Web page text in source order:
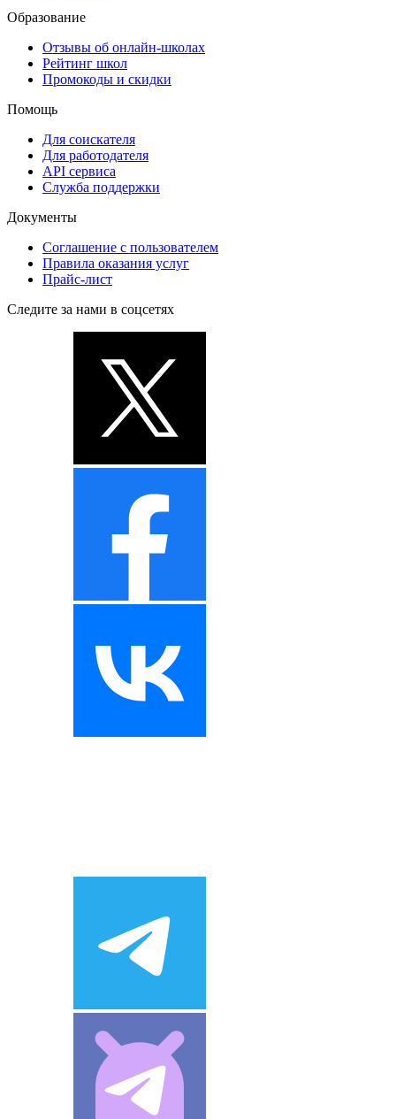
Образование
Отзывы об онлайн-школах
Рейтинг школ
Промокоды и скидки
Помощь
Для соискателя
Для работодателя
API сервиса
Служба поддержки
Документы
Соглашение с пользователем
Правила оказания услуг
Прайс-лист
Следите за нами в соцсетях